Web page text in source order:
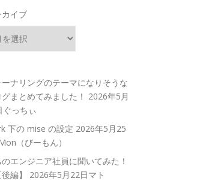
カイブ
ーナリングのテーマになりそうな
まとめてみました！ 2026年5月
ぐっちぃ
下の mise の設定 2026年5月25
（びーもん）
のエンジニア社員に聞いてみた！
編】
2026年5月22日マト